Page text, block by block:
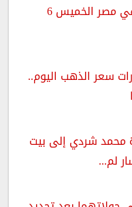
سعر الذهب اليوم في مصر الخميس 6
سعر الذهب اليوم..
محمد شردي إلى بيت
لم...